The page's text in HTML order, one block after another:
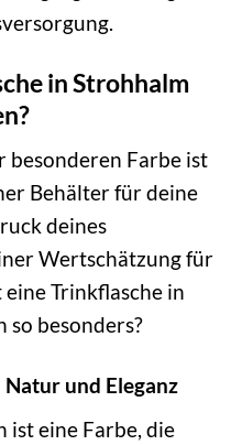
in Strohhalm
besonderen Farbe ist
Behälter für deine
deines
Wertschätzung für
Trinkflasche in
besonders?
und Eleganz
eine Farbe, die